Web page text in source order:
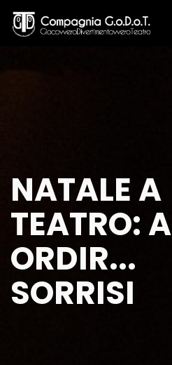
main
NATALE A
TEATRO: A
ORDIR...
SORRISI